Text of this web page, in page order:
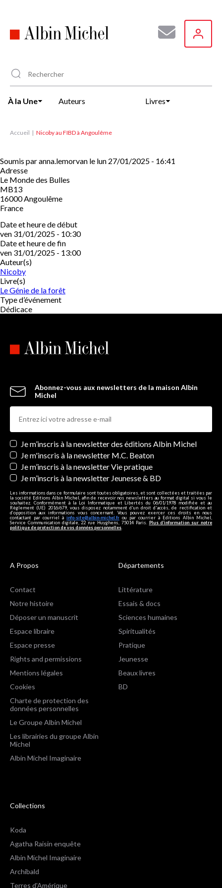
principal
À la Une Auteurs Livres
Accueil Nicoby au FIBD à Angoulême
Soumis paranna.lemorvan le lun 27/01/2025 - 16:41
Adresse
Le Monde des Bulles
MB13
16000Angoulême
France
Date et heure de début
ven 31/01/2025 - 10:30
Date et heure de fin
ven 31/01/2025 - 13:00
Auteur(s)
Nicoby
Livre(s)
Le Génie de la forêt
Type d’événement
Dédicace
Abonnez-vous aux newsletters de la maison Albin
Michel
Newsletters
Je m’inscris à la newsletter des éditions Albin Michel
Je m'inscris à la newsletter M.C. Beaton
Je m’inscris à la newsletter Vie pratique
Je m’inscris à la newsletter Jeunesse & BD
Les informations dans ce formulaire sont toutes obligatoires, et sont collectées et traitées par
la société Editions Albin Michel, afin de recevoir nos newsletters au format digital si vous le
souhaitez. Conformément à la Loi Informatique et Libertés du 06/01/1978 modifiée et au
Règlement (UE) 2016/679, vous disposez notamment d'un droit d'accès, de rectification et
d’opposition aux informations vous concernant. Vous pouvez exercer ces droits en nous
contactant par courriel à info-site@albin-michel.fr ou par courrier à Editions Albin Michel,
Service Communication digitale, 22 rue Huyghens, 75014 Paris. Plus d’information sur notre
politique de protection de vos données personnelles
A Propos
Contact
Notre histoire
Déposer un manuscrit
Espace libraire
Espace presse
Rights and permissions
Mentions légales
Cookies
Charte de protection des
données personnelles
Le Groupe Albin Michel
Les librairies du groupe Albin
Michel
Albin Michel Imaginaire
Départements
Littérature
Essais & docs
Sciences humaines
Spiritualités
Pratique
Jeunesse
Beaux livres
BD
Collections
Koda
Agatha Raisin enquête
Albin Michel Imaginaire
Archibald
Terres d'Amérique